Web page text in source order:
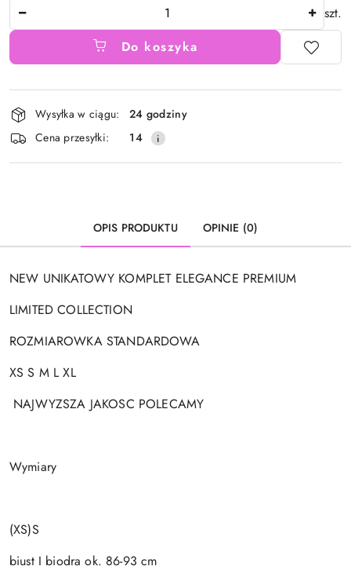
szt.
Do koszyka
Dostępność
i
dostawa
Wysyłka w ciągu:
24 godziny
Cena przesyłki:
14
OPIS PRODUKTU OPINIE (0)
NEW UNIKATOWY KOMPLET ELEGANCE PREMIUM
LIMITED COLLECTION
ROZMIAROWKA STANDARDOWA
XS S M L XL
NAJWYZSZA JAKOSC POLECAMY
Wymiary
(XS)S
biust I biodra ok. 86-93 cm